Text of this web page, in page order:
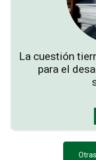
La cuestión
para el